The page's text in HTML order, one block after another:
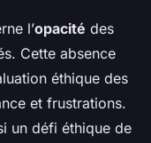
l’opacité des
Cette absence
éthique des
et frustrations.
un défi éthique de